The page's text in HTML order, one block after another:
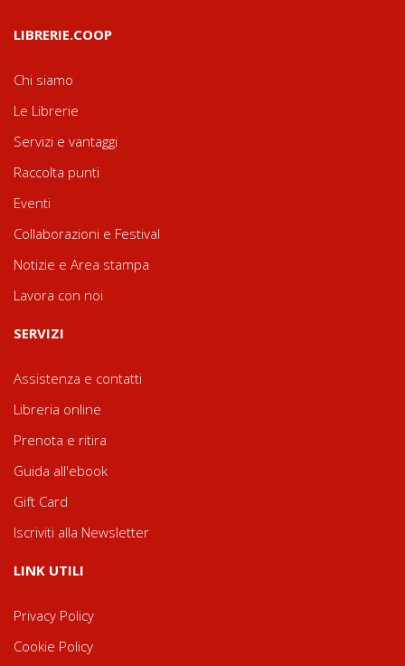
LIBRERIE.COOP
Chi siamo
Le Librerie
Servizi e vantaggi
Raccolta punti
Eventi
Collaborazioni e Festival
Notizie e Area stampa
Lavora con noi
SERVIZI
Assistenza e contatti
Libreria online
Prenota e ritira
Guida all'ebook
Gift Card
Iscriviti alla Newsletter
LINK UTILI
Privacy Policy
Cookie Policy